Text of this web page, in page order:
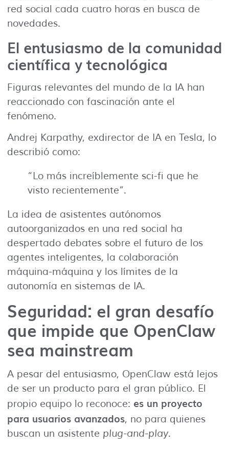
red social cada cuatro horas en busca de
novedades.
El entusiasmo de la comunidad
científica y tecnológica
Figuras relevantes del mundo de la IA han
reaccionado con fascinación ante el
fenómeno.
Andrej Karpathy, exdirector de IA en Tesla, lo
describió como:
“Lo más increíblemente sci-fi que he
visto recientemente”.
La idea de asistentes autónomos
autoorganizados en una red social ha
despertado debates sobre el futuro de los
agentes inteligentes, la colaboración
máquina-máquina y los límites de la
autonomía en sistemas de IA.
Seguridad: el gran desafío
que impide que OpenClaw
sea mainstream
A pesar del entusiasmo, OpenClaw está lejos
de ser un producto para el gran público. El
propio equipo lo reconoce: es un proyecto
para usuarios avanzados, no para quienes
buscan un asistente plug-and-play.